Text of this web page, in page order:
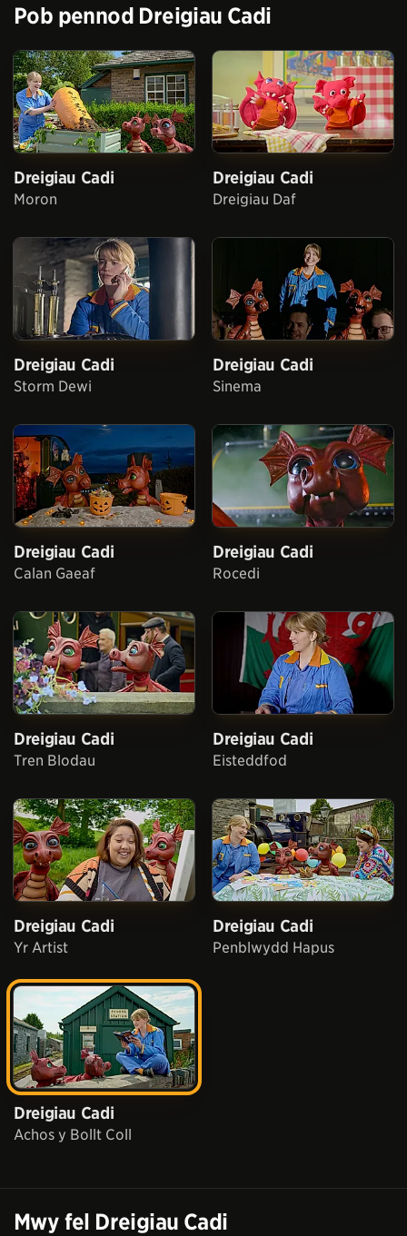
Pob pennod Dreigiau Cadi
Dreigiau Cadi
Moron
Dreigiau Cadi
Dreigiau Daf
Dreigiau Cadi
Storm Dewi
Dreigiau Cadi
Sinema
Dreigiau Cadi
Calan Gaeaf
Dreigiau Cadi
Rocedi
Dreigiau Cadi
Tren Blodau
Dreigiau Cadi
Eisteddfod
Dreigiau Cadi
Yr Artist
Dreigiau Cadi
Penblwydd Hapus
Dreigiau Cadi
Achos y Bollt Coll
Mwy fel Dreigiau Cadi